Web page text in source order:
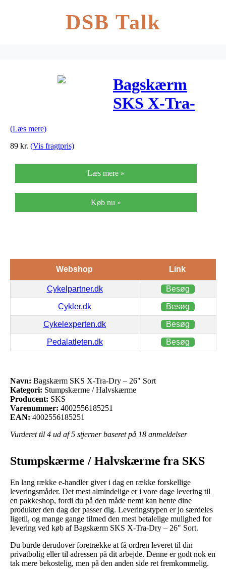
DSB Talk
Bagskærm
SKS X-Tra-
(Læs mere)
89 kr. (Vis fragtpris)
Læs mere »
Køb nu »
Webshop Link
Cykelpartner.dk Besøg
Cykler.dk Besøg
Cykelexperten.dk Besøg
Pedalatleten.dk Besøg
Navn: Bagskærm SKS X-Tra-Dry – 26" Sort
Kategori: Stumpskærme / Halvskærme
Producent: SKS
Varenummer: 4002556185251
EAN: 4002556185251
Vurderet til 4 ud af 5 stjerner baseret på 18 anmeldelser
Stumpskærme / Halvskærme fra SKS
En lang række e-handler giver i dag en række forskellige
leveringsmåder. Det mest almindelige er i vore dage levering til
en pakkeshop, fordi du på den måde nemt kan hente dine
produkter den dag der passer dig. Leveringstypen er jo særdeles
ligetil, og mange gange tilmed den mest betalelige mulighed for
levering ved køb af Bagskærm SKS X-Tra-Dry – 26" Sort.
Du burde derudover foretrække at få ordren leveret til din
privatbolig eller til adressen på dit arbejde. Denne er godt nok en
tak mere bekostelig, men på den anden side ret fremkommelig.